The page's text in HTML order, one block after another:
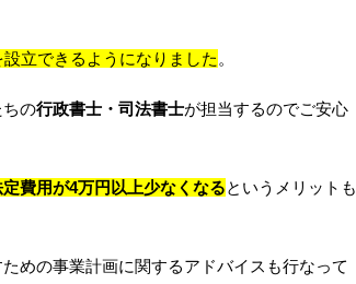
立できるようになりました 。
の行政書士・司法書士が担当するのでご安心
定費用が4万円以上少なくなるというメリットも
めの事業計画に関するアドバイスも行なって